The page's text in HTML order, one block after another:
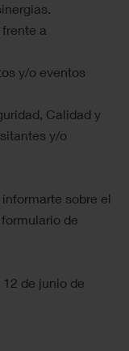
a
y/o eventos
Calidad y
y/o
sobre el
formulario de
de junio de